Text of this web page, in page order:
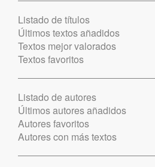
Listado de títulos
Últimos textos añadidos
Textos mejor valorados
Textos favoritos
Listado de autores
Últimos autores añadidos
Autores favoritos
Autores con más textos